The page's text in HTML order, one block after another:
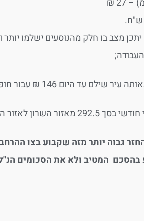
מצב בו חלק מהנוסעים ישלמו
עיר שילם עד היום 146 ₪ עבור חופשי חודשי. כעת יהיה עליו לשלם 225 ₪
כעת 225 ₪ בלבד בעבור חופשי חודשי.
גבוה יותר מזה שקבוע בצו
המטיב ולא את הסכומים